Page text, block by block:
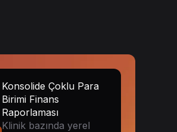
Konsolide Çoklu Para
Birimi Finans
Raporlaması
Klinik bazında yerel